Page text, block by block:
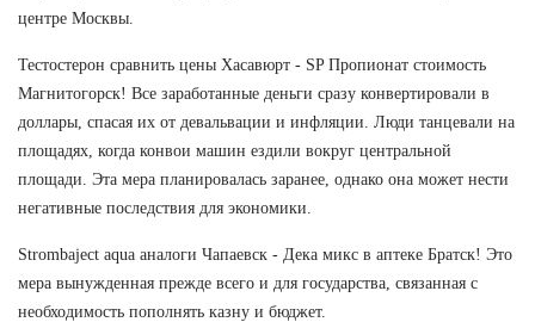
центре Москвы.
Тестостерон сравнить цены Хасавюрт - SP Пропионат стоимость
Магнитогорск! Все заработанные деньги сразу конвертировали в
доллары, спасая их от девальвации и инфляции. Люди танцевали на
площадях, когда конвои машин ездили вокруг центральной
площади. Эта мера планировалась заранее, однако она может нести
негативные последствия для экономики.
Strombaject aqua аналоги Чапаевск - Дека микс в аптеке Братск! Это
мера вынужденная прежде всего и для государства, связанная с
необходимость пополнять казну и бюджет.